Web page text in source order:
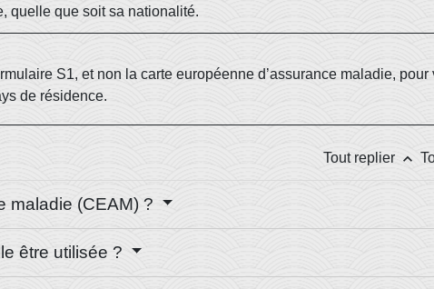
quelle que soit sa nationalité.
S1, et non la carte européenne d’assurance maladie, pour
de résidence.
Tout replier keyboard_arrow_up
maladie (CEAM) ?
être utilisée ?